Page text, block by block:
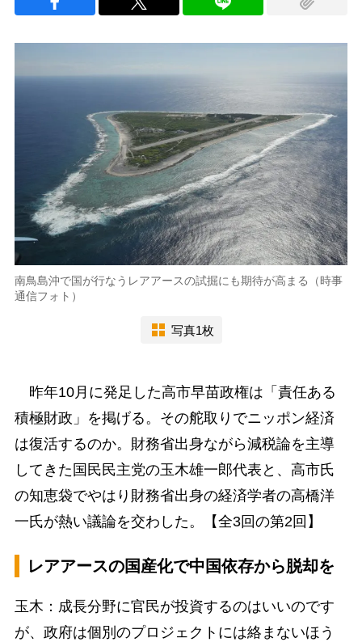
南鳥島沖で国が行なうレアアースの試掘にも期待が高まる（時事
通信フォト）
写真1枚
昨年10月に発足した高市早苗政権は「責任ある
積極財政」を掲げる。その舵取りでニッポン経済
は復活するのか。財務省出身ながら減税論を主導
してきた国民民主党の玉木雄一郎代表と、高市氏
の知恵袋でやはり財務省出身の経済学者の高橋洋
一氏が熱い議論を交わした。【全3回の第2回】
レアアースの国産化で中国依存から脱却を
玉木：成長分野に官民が投資するのはいいのです
が、政府は個別のプロジェクトには絡まないほう